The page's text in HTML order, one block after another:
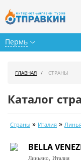
Пермь
Календарь туров
Цены дня
ГЛАВНАЯ СТРАНЫ
Каталог
Страны » Италия »
BELLA
Линьяно, Италия